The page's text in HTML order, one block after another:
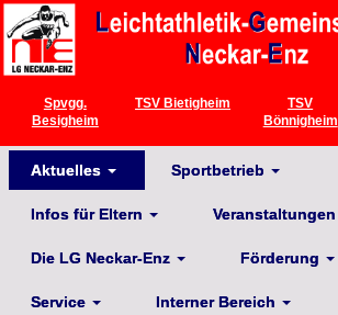
Spvgg.
Besigheim
TSV Bietigheim
TSV
Bönnigheim
Aktuelles Sportbetrieb
Infos für Eltern Veranstaltungen
Die LG Neckar-Enz Förderung
Service Interner Bereich